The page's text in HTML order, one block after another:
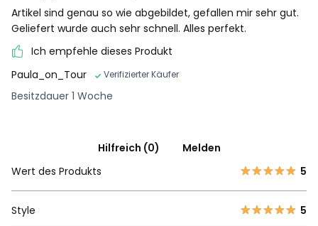
Artikel sind genau so wie abgebildet, gefallen mir sehr gut.
Geliefert wurde auch sehr schnell. Alles perfekt.
Ich empfehle dieses Produkt
Paula_on_Tour
Verifizierter Käufer
Besitzdauer 1 Woche
Hilfreich (0)
Melden
Wert des Produkts
5
Style 5